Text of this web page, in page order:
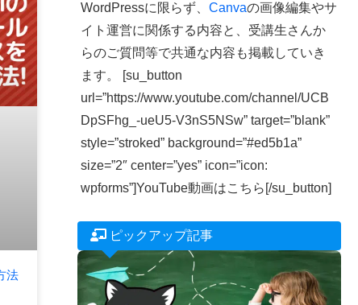
法
WordPressに限らず、Canvaの画像編集やサ
イト運営に関係する内容と、受講生さんか
らのご質問等で共通な内容も掲載していき
ます。 [su_button
url=”https://www.youtube.com/channel/UCB
DpSFhg_-ueU5-V3nS5NSw” target=”blank”
style=”stroked” background=”#ed5b1a”
size=”2″ center=”yes” icon=”icon:
wpforms”]YouTube動画はこちら[/su_button]
ピックアップ記事